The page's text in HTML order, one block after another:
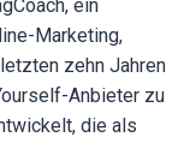
ein
Marketing,
zehn Jahren
Anbieter zu
die als